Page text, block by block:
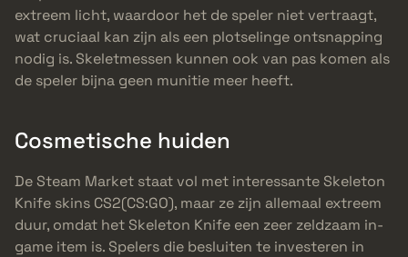
extreem licht, waardoor het de speler niet vertraagt,
wat cruciaal kan zijn als een plotselinge ontsnapping
nodig is. Skeletmessen kunnen ook van pas komen als
de speler bijna geen munitie meer heeft.
Cosmetische huiden
De Steam Market staat vol met interessante Skeleton
Knife skins CS2(CS:GO), maar ze zijn allemaal extreem
duur, omdat het Skeleton Knife een zeer zeldzaam in-
game item is. Spelers die besluiten te investeren in